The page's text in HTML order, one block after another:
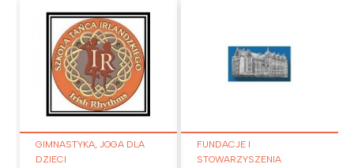
GIMNASTYKA, JOGA DLA
DZIECI
FUNDACJE I
STOWARZYSZENIA